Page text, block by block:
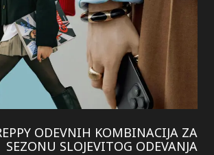
ODEVNIH KOMBINACIJA ZA
SEZONU SLOJEVITOG ODEVANJA